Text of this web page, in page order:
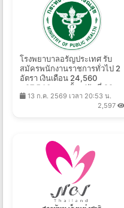
โรงพยาบาลอรัญประเทศ รับ
สมัครพนักงานราชการทั่วไป 2
อัตรา เงินเดือน 24,560
- 27,540 บาท ตั้งแต่วันที่ 22
ก.ค. - 21 ส.ค. 2569
13 ก.ค. 2569 เวลา 20:53 น.
2,597